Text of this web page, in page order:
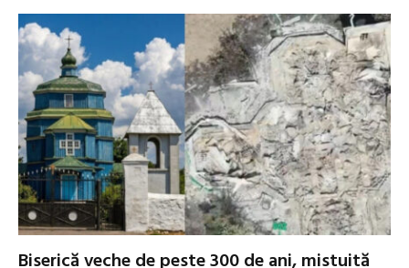
Biserică veche de peste 300 de ani, mistuită